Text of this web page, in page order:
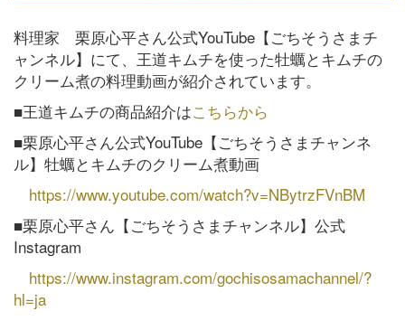
料理家 栗原心平さん公式YouTube【ごちそうさまチ
ャンネル】にて、王道キムチを使った牡蠣とキムチの
クリーム煮の料理動画が紹介されています。
■王道キムチの商品紹介はこちらから
■栗原心平さん公式YouTube【ごちそうさまチャンネ
ル】牡蠣とキムチのクリーム煮動画
https://www.youtube.com/watch?v=NBytrzFVnBM
■栗原心平さん【ごちそうさまチャンネル】公式
Instagram
https://www.instagram.com/gochisosamachannel/?
hl=ja